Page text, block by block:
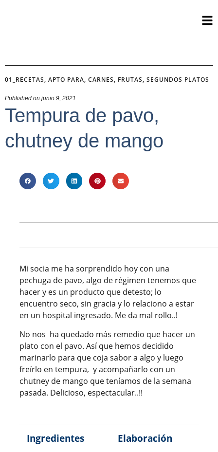
01_RECETAS, APTO PARA, CARNES, FRUTAS, SEGUNDOS PLATOS
Published on junio 9, 2021
Tempura de pavo,
chutney de mango
Mi socia me ha sorprendido hoy con una
pechuga de pavo, algo de régimen tenemos que
hacer y es un producto que detesto; lo
encuentro seco, sin gracia y lo relaciono a estar
en un hospital ingresado. Me da mal rollo..!
No nos ha quedado más remedio que hacer un
plato con el pavo. Así que hemos decidido
marinarlo para que coja sabor a algo y luego
freírlo en tempura, y acompañarlo con un
chutney de mango que teníamos de la semana
pasada. Delicioso, espectacular..!!
Ingredientes Elaboración